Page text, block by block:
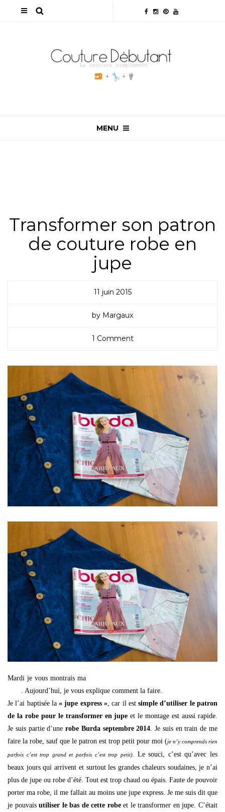
MENU
Transformer son patron
de couture robe en
jupe
11 juin 2015
by Margaux
1 Comment
Mardi je vous montrais ma
. Aujourd’hui, je vous explique comment la faire.
Je l’ai baptisée la« jupe express », car il estsimple d’utiliser le patron
de la robe pour le transformer en jupe et le montage est aussi rapide.
Je suis partie d’unerobe Burda septembre 2014. Je suis en train de me
faire la robe, sauf que le patron est trop petit pour moi (je n’y comprends rien
parfois c’est trop grand et parfois c’est trop petit).
Le souci, c’est qu’avec les
beaux jours qui arrivent et surtout les grandes chaleurs soudaines, je n’ai
plus de jupe ou robe d’été. Tout est trop chaud ou épais. Faute de pouvoir
porter ma robe, il me fallait au moins une jupe express. Je me suis dit que
je pouvaisutiliser le bas de cette robeet le transformer en jupe. C’était